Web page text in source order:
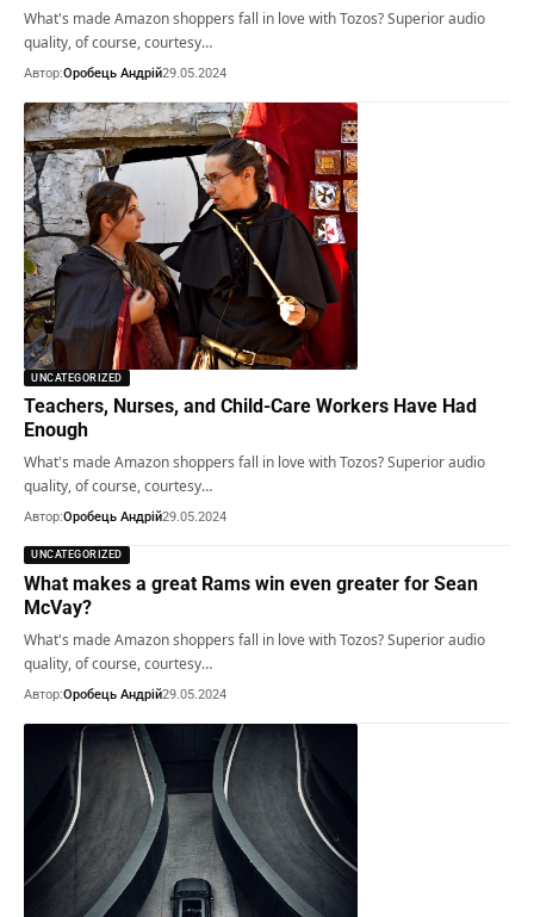
What's made Amazon shoppers fall in love with Tozos? Superior audio
quality, of course, courtesy…
Автор:Оробець Андрій29.05.2024
UNCATEGORIZED
Teachers, Nurses, and Child-Care Workers Have Had
Enough
What's made Amazon shoppers fall in love with Tozos? Superior audio
quality, of course, courtesy…
Автор:Оробець Андрій29.05.2024
UNCATEGORIZED
What makes a great Rams win even greater for Sean
McVay?
What's made Amazon shoppers fall in love with Tozos? Superior audio
quality, of course, courtesy…
Автор:Оробець Андрій29.05.2024